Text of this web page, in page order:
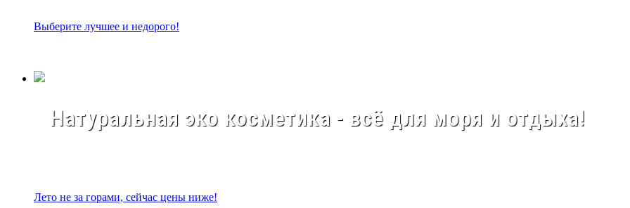
Выберите лучшее и недорого!
Натуральная эко косметика - всё для моря и отдыха!
Лето не за горами, сейчас цены ниже!